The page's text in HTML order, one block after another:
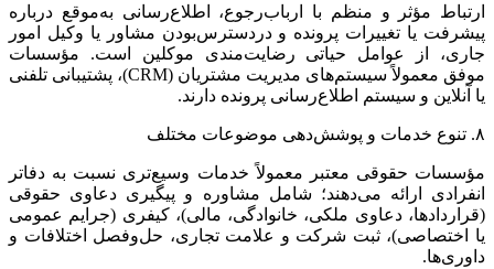
ارتباط مؤثر و منظم با ارباب‌رجوع، اطلاع‌رسانی به‌موقع درباره
پیشرفت یا تغییرات پرونده و دردسترس‌بودن مشاور یا وکیل امور
جاری، از عوامل حیاتی رضایت‌مندی موکلین است. مؤسسات
موفق معمولاً سیستم‌های مدیریت مشتریان (CRM)، پشتیبانی تلفنی
یا آنلاین و سیستم اطلاع‌رسانی پرونده دارند.
۸. تنوع خدمات و پوشش‌دهی موضوعات مختلف
مؤسسات حقوقی معتبر معمولاً خدمات وسیع‌تری نسبت به دفاتر
انفرادی ارائه می‌دهند؛ شامل مشاوره و پیگیری دعاوی حقوقی
(قراردادها، دعاوی ملکی، خانوادگی، مالی)، کیفری (جرایم عمومی
یا اختصاصی)، ثبت شرکت و علامت تجاری، حل‌وفصل اختلافات و
داوری‌ها.